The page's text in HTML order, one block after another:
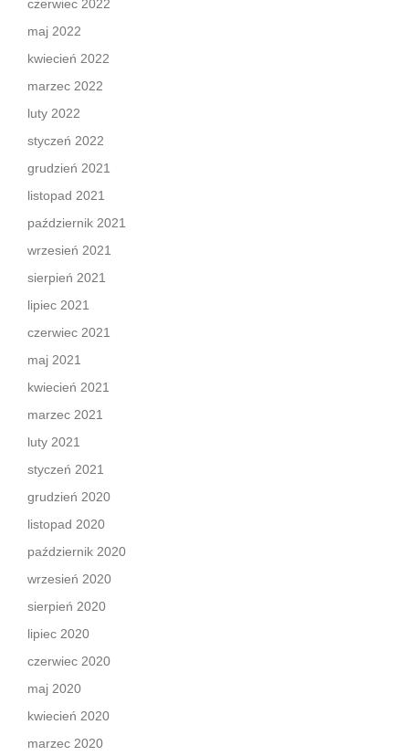
czerwiec 2022
maj 2022
kwiecień 2022
marzec 2022
luty 2022
styczeń 2022
grudzień 2021
listopad 2021
październik 2021
wrzesień 2021
sierpień 2021
lipiec 2021
czerwiec 2021
maj 2021
kwiecień 2021
marzec 2021
luty 2021
styczeń 2021
grudzień 2020
listopad 2020
październik 2020
wrzesień 2020
sierpień 2020
lipiec 2020
czerwiec 2020
maj 2020
kwiecień 2020
marzec 2020